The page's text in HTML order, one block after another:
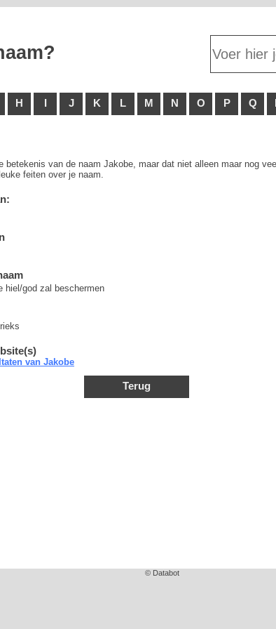
H J K L M N O P Q
betekenis van de naam Jakobe, maar dat niet alleen maar nog
feiten over je naam.
hiel/god zal beschermen
van Jakobe
Terug
© Databot